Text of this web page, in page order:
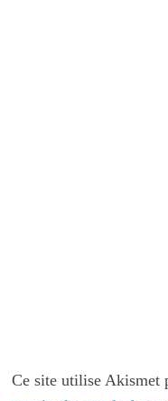
Ce site utilise Akismet